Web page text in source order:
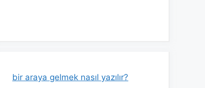
bir araya gelmek nasıl yazılır?